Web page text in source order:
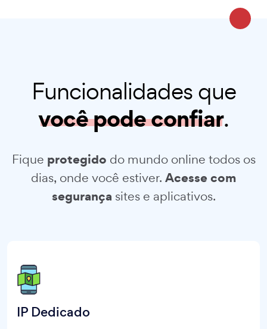
Funcionalidades que
você pode confiar.
Fique protegido do mundo online todos os
dias, onde você estiver. Acesse com
segurança sites e aplicativos.
IP Dedicado